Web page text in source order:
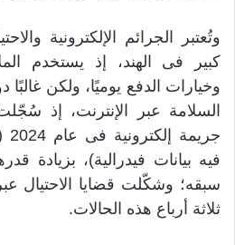
وتُعتبر الجرائم الإلكترونية
كبير فى الهند، إذ يستخدم
وخيارات الدفع يوميًا، ولكن
سبقه؛ وشكّلت قضايا الاحتيال
ثلاثة أرباع هذه الحالات.